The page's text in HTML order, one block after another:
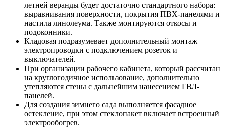
летней веранды будет достаточно стандартного набора:
выравнивания поверхности, покрытия ПВХ-панелями и
настила линолеума. Также монтируются откосы и
подоконники.
Кладовая подразумевает дополнительный монтаж
электропроводки с подключением розеток и
выключателей.
При организации рабочего кабинета, который рассчитан
на круглогодичное использование, дополнительно
утепляются стены с дальнейшим нанесением ГВЛ-
панелей.
Для создания зимнего сада выполняется фасадное
остекление, при этом стеклопакет включает встроенный
электрообогрев.